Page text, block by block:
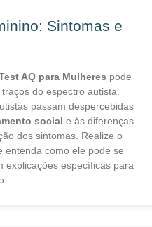
Sintomas e
AQ para Mulheres pode
do espectro autista.
passam despercebidas
social e às diferenças
dos sintomas. Realize o
entenda como ele pode se
explicações específicas para